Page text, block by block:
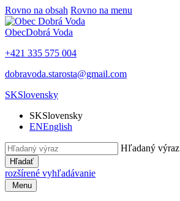
Rovno na obsah Rovno na menu
ObecDobrá Voda
+421 335 575 004
dobravoda.starosta@gmail.com
SKSlovensky
SKSlovensky
ENEnglish
Hľadaný výraz
Hľadať
rozšírené vyhľadávanie
Menu